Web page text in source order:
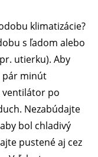
klimatizácie?
s ľadom alebo
utierku). Aby
pár minút
ventilátor po
Nezabúdajte
bol chladivý
pustené aj cez